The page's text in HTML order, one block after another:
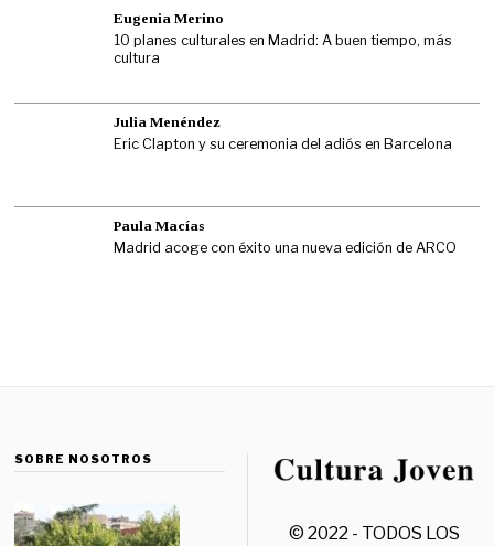
Eugenia Merino
10 planes culturales en Madrid: A buen tiempo, más
cultura
Julia Menéndez
Eric Clapton y su ceremonia del adiós en Barcelona
Paula Macías
Madrid acoge con éxito una nueva edición de ARCO
SOBRE NOSOTROS
© 2022 - TODOS LOS